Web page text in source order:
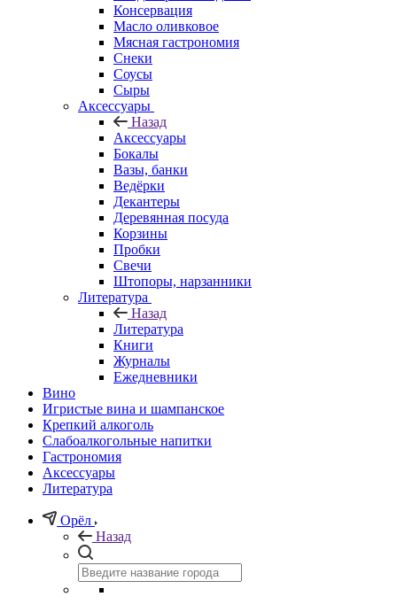
Консервация
Масло оливковое
Мясная гастрономия
Снеки
Соусы
Сыры
Аксессуары
Назад
Аксессуары
Бокалы
Вазы, банки
Ведёрки
Декантеры
Деревянная посуда
Корзины
Пробки
Свечи
Штопоры, нарзанники
Литература
Назад
Литература
Книги
Журналы
Ежедневники
Вино
Игристые вина и шампанское
Крепкий алкоголь
Слабоалкогольные напитки
Гастрономия
Аксессуары
Литература
Орёл
Назад